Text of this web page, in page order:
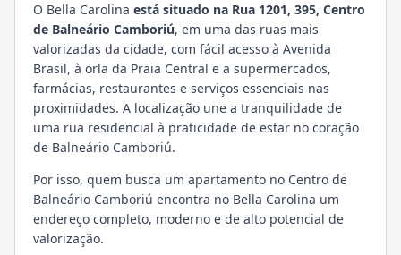
O Bella Carolina está situado na Rua 1201, 395, Centro
de Balneário Camboriú, em uma das ruas mais
valorizadas da cidade, com fácil acesso à Avenida
Brasil, à orla da Praia Central e a supermercados,
farmácias, restaurantes e serviços essenciais nas
proximidades. A localização une a tranquilidade de
uma rua residencial à praticidade de estar no coração
de Balneário Camboriú.
Por isso, quem busca um apartamento no Centro de
Balneário Camboriú encontra no Bella Carolina um
endereço completo, moderno e de alto potencial de
valorização.